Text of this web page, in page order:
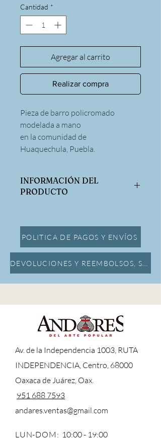
Cantidad *
Agregar al carrito
Realizar compra
Pieza de barro policromado
modelada a mano
en la comunidad de
Huaquechula, Puebla.
INFORMACIÓN DEL
PRODUCTO
POLITICA DE PAGOS Y ENVÍOS
Av. de la Independencia 1003, RUTA
INDEPENDENCIA, Centro, 68000
Oaxaca de Juárez, Oax.
951 688 7593
andares.ventas@gmail.com
LUN-DOM: 10:00 - 19:00